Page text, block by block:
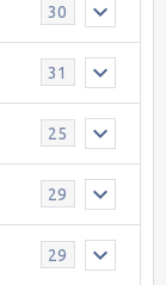
30
31
25
29
29